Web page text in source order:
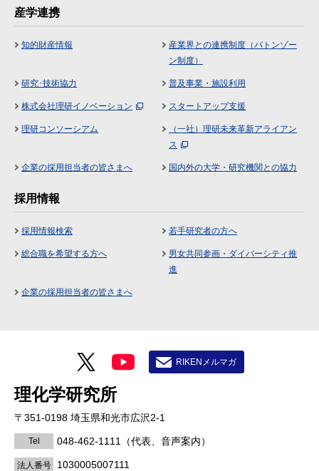
産学連携
知的財産情報
産業界との連携制度（バトンゾー
ン制度）
研究･技術協力 普及事業・施設利用
株式会社理研イノベーション スタートアップ支援
理研コンソーシアム
（一社）理研未来革新アライアン
ス
企業の採用担当者の皆さまへ 国内外の大学・研究機関との協力
採用情報
採用情報検索 若手研究者の方へ
総合職を希望する方へ
男女共同参画・ダイバーシティ推
進
企業の採用担当者の皆さまへ
理化学研究所
〒351-0198 埼玉県和光市広沢2-1
Tel 048-462-1111 （代表、音声案内）
法人番号 1030005007111
RIKENメルマガ